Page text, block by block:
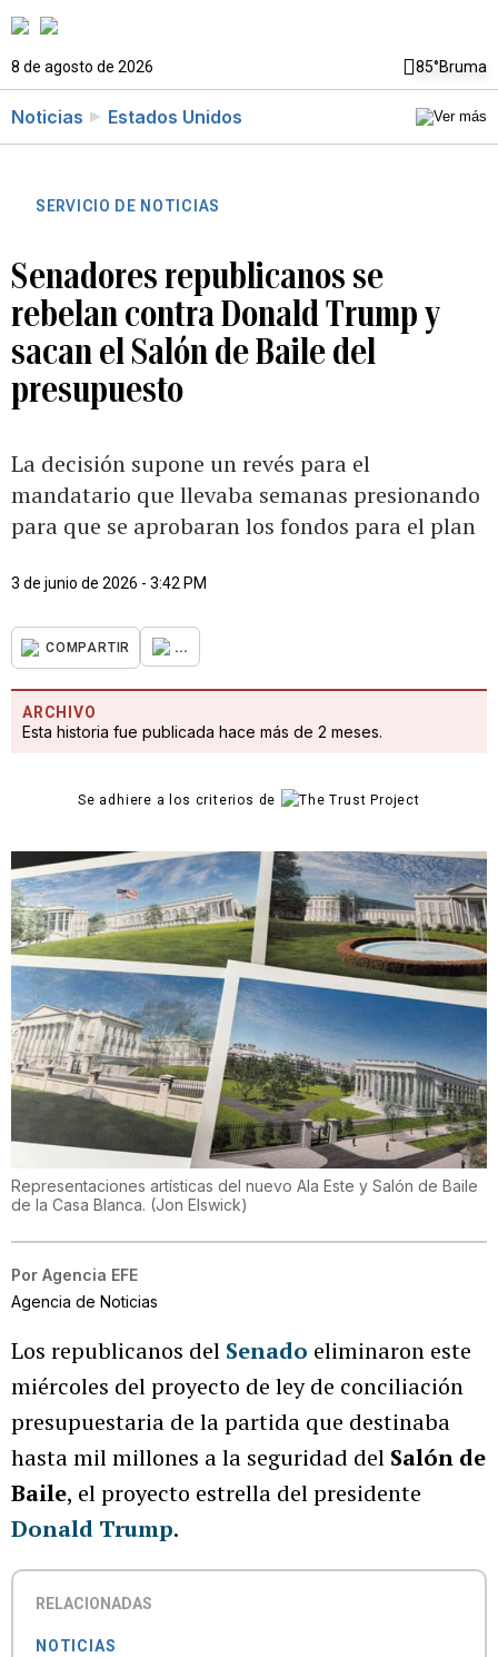
8 de agosto de 2026 85°Bruma
Noticias Estados Unidos
SERVICIO DE NOTICIAS
Senadores republicanos se
rebelan contra Donald Trump y
sacan el Salón de Baile del
presupuesto
La decisión supone un revés para el
mandatario que llevaba semanas presionando
para que se aprobaran los fondos para el plan
3 de junio de 2026 - 3:42 PM
COMPARTIR ...
ARCHIVO
Esta historia fue publicada hace más de 2 meses.
Se adhiere a los criterios de
Representaciones artísticas del nuevo Ala Este y Salón de Baile
de la Casa Blanca. (Jon Elswick)
Por Agencia EFE
Agencia de Noticias
Los republicanos del Senado eliminaron este
miércoles del proyecto de ley de conciliación
presupuestaria de la partida que destinaba
hasta mil millones a la seguridad del Salón de
Baile, el proyecto estrella del presidente
Donald Trump.
RELACIONADAS
NOTICIAS